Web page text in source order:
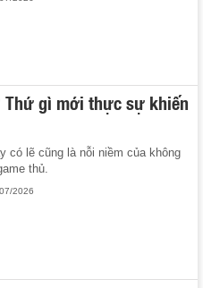
Thứ gì mới thực sự khiến
có lẽ cũng là nỗi niềm của không
thủ.
2026